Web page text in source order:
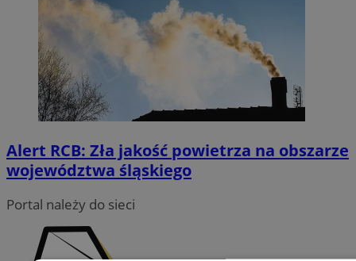
Alert RCB: Zła jakość powietrza na obszarze
województwa śląskiego
Portal należy do sieci